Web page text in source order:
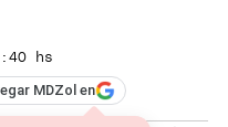
hs
MDZol en